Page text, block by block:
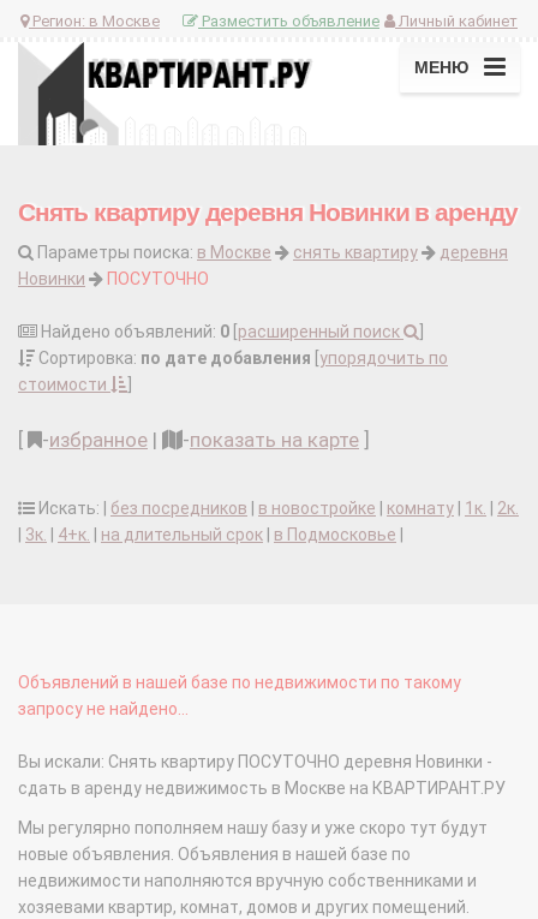
Регион: в Москве Личный кабинет
Разместить объявление
МЕНЮ
Снять квартиру деревня Новинки в аренду
Параметры поиска: в Москве снять квартиру
деревня
Новинки
ПОСУТОЧНО
Найдено объявлений: 0 расширенный поиск
Сортировка: по дате добавления упорядочить по
стоимости
-избранное | -показать на карте
Искать: | без посредников в новостройке комнату 1к.
2к.
3к. 4+к. на длительный срок в Подмосковье
Объявлений в нашей базе по недвижимости по такому
запросу не найдено...
Вы искали: Снять квартиру ПОСУТОЧНО деревня Новинки -
сдать в аренду недвижимость в Москве на КВАРТИРАНТ.РУ
Мы регулярно пополняем нашу базу и уже скоро тут будут
новые объявления. Объявления в нашей базе по
недвижимости наполняются вручную собственниками и
хозяевами квартир, комнат, домов и других помещений.